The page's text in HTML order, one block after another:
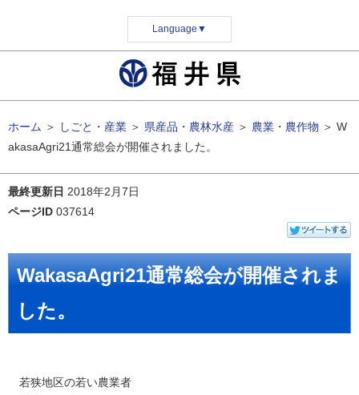
Language ▼
ホーム ＞ しごと・産業 ＞ 県産品・農林水産 ＞ 農業・農作物 ＞ W
akasaAgri21通常総会が開催されました。
最終更新日 2018年2月7日
ページID 037614
WakasaAgri21通常総会が開催されま
した。
若狭地区の若い農業者